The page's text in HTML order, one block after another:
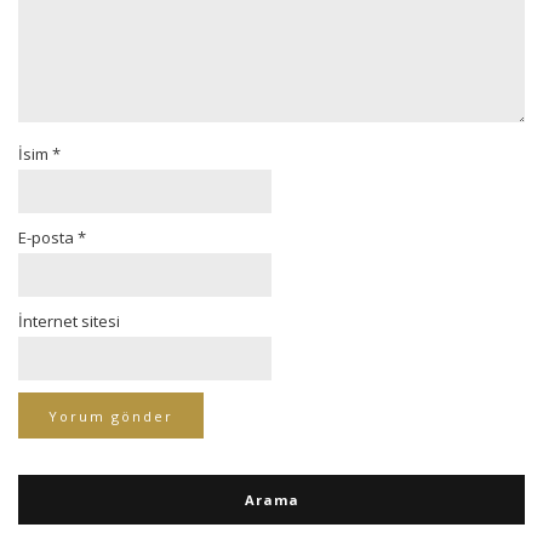
İsim *
E-posta *
İnternet sitesi
Arama